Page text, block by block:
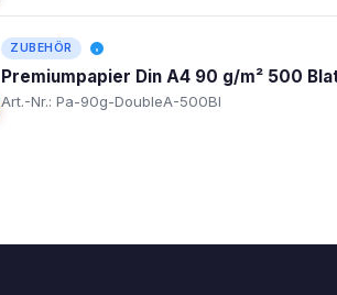
ZUBEHÖR
Premiumpapier Din A4 90 g/m² 500
Art.-Nr.: Pa-90g-DoubleA-500Bl